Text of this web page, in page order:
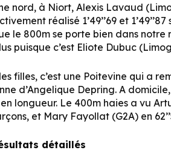
nord, à Niort, Alexis Lavaud
réalisé 1’49’’69 et
le 800m se porte bien dans
puisque c’est Eliote Dubuc
filles, c’est une Poitevine qui a
d’Angelique Depring. A
longueur. Le 400m haies a vu
et Mary Fayollat (G2A) en
détaillés